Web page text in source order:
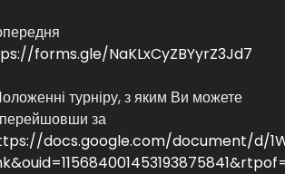
forms.gle/NaKLxCyZBYyrZ3Jd7
турніру, з яким Ви можете
за
docs.google.com/document/d/